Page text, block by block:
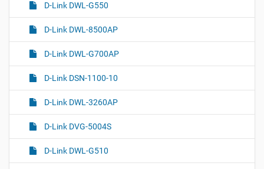
D-Link DWL-G550
D-Link DWL-8500AP
D-Link DWL-G700AP
D-Link DSN-1100-10
D-Link DWL-3260AP
D-Link DVG-5004S
D-Link DWL-G510